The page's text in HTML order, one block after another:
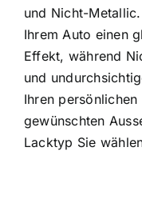
und Nicht-
Ihrem Auto einen
Effekt, während
und
Ihren
gewünschten
Lacktyp Sie